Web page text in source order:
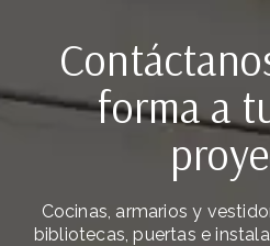
forma a
Cocinas, armarios y
bibliotecas, puertas e